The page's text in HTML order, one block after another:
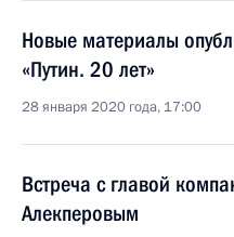
Новые материалы
«Путин. 20 лет»
28 января 2020 года, 17:00
Встреча с главой
Алекперовым